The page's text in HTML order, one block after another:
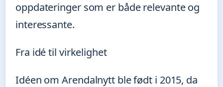
oppdateringer som er både relevante og
interessante.
Fra idé til virkelighet
Idéen om Arendalnytt ble født i 2015, da